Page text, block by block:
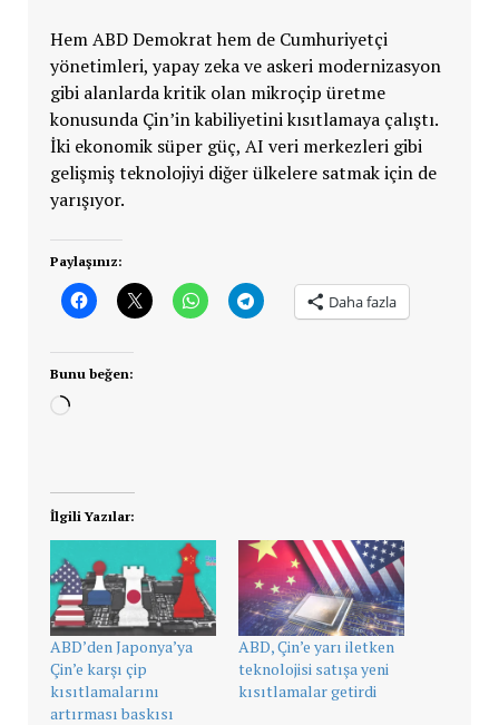
Hem ABD Demokrat hem de Cumhuriyetçi
yönetimleri, yapay zeka ve askeri modernizasyon
gibi alanlarda kritik olan mikroçip üretme
konusunda Çin’in kabiliyetini kısıtlamaya çalıştı.
İki ekonomik süper güç, AI veri merkezleri gibi
gelişmiş teknolojiyi diğer ülkelere satmak için de
yarışıyor.
Paylaşınız:
Daha fazla
Bunu beğen:
Yükleniyor...
İlgili Yazılar:
ABD’den Japonya’ya
Çin’e karşı çip
kısıtlamalarını
artırması baskısı
ABD, Çin’e yarı iletken
teknolojisi satışa yeni
kısıtlamalar getirdi